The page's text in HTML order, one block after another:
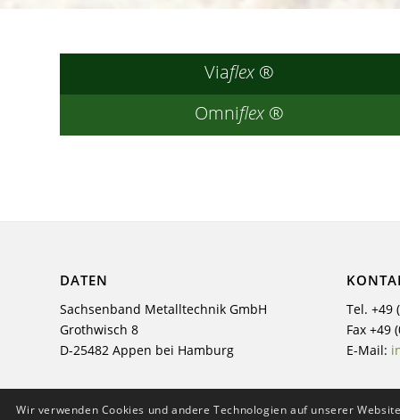
Viaflex ®
Omniflex ®
DATEN
Sachsenband Metalltechnik GmbH
Grothwisch 8
D-25482 Appen bei Hamburg
Tel. +49
Fax +49
E-Mail:
Wir verwenden Cookies und andere Technologien auf unserer